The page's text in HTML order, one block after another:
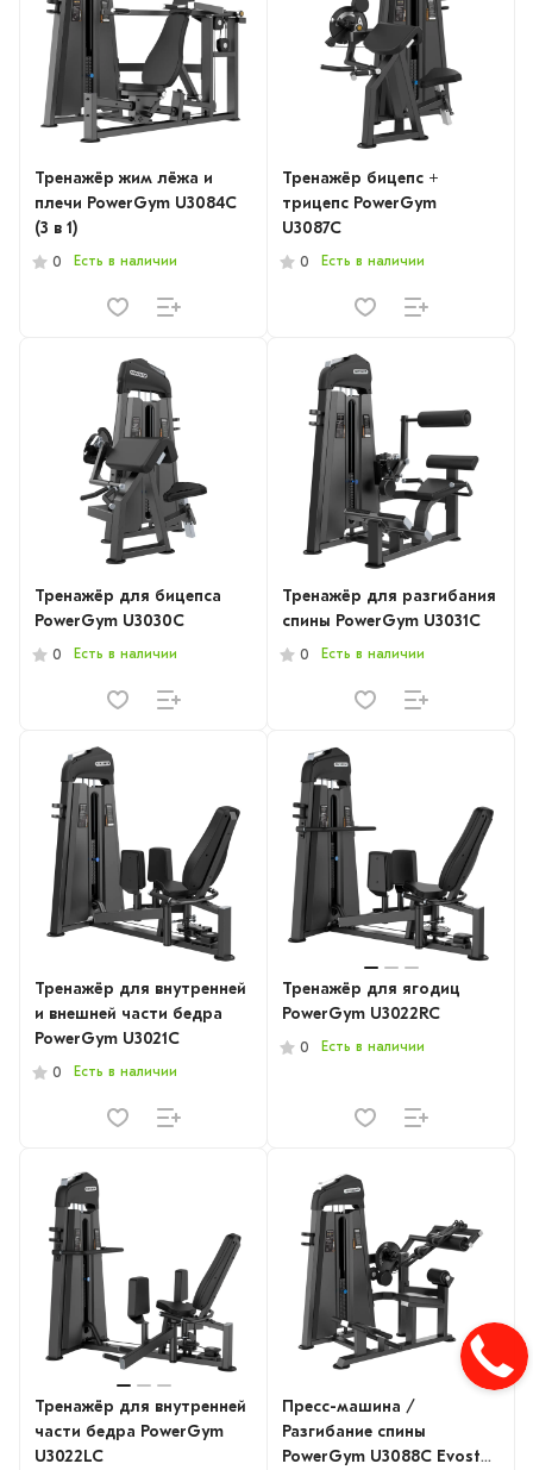
Тренажёр жим лёжа и
плечи PowerGym U3084C
(3 в 1)
0 Есть в наличии
Тренажёр бицепс +
трицепс PowerGym
U3087C
0 Есть в наличии
Тренажёр для бицепса
PowerGym U3030C
0 Есть в наличии
Тренажёр для разгибания
спины PowerGym U3031C
0 Есть в наличии
Тренажёр для внутренней
и внешней части бедра
PowerGym U3021C
0 Есть в наличии
Тренажёр для ягодиц
PowerGym U3022RC
0 Есть в наличии
Тренажёр для внутренней
части бедра PowerGym
U3022LC
Пресс-машина /
Разгибание спины
PowerGym U3088C Evost